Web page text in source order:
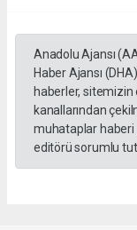
Anadolu Ajansı
Haber Ajansı
haberler,
kanallarından
muhataplar haberi
editörü sorumlu